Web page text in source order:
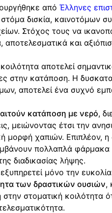
από Έλληνες
δισκία, καινοτόμων
Στόχος τους να
και
αποτελεί
στην κατάποση. Η
αποτελεί ένα συχνό
κατάποση με νερό,
μειώνοντας έτσι την
μορφή χαπιών. Επιπλέον, η
πολλαπλά φάρμακα
διαδικασίας λήψης.
μόνο την
των δραστικών ουσιών,
στοματική κοιλότητα